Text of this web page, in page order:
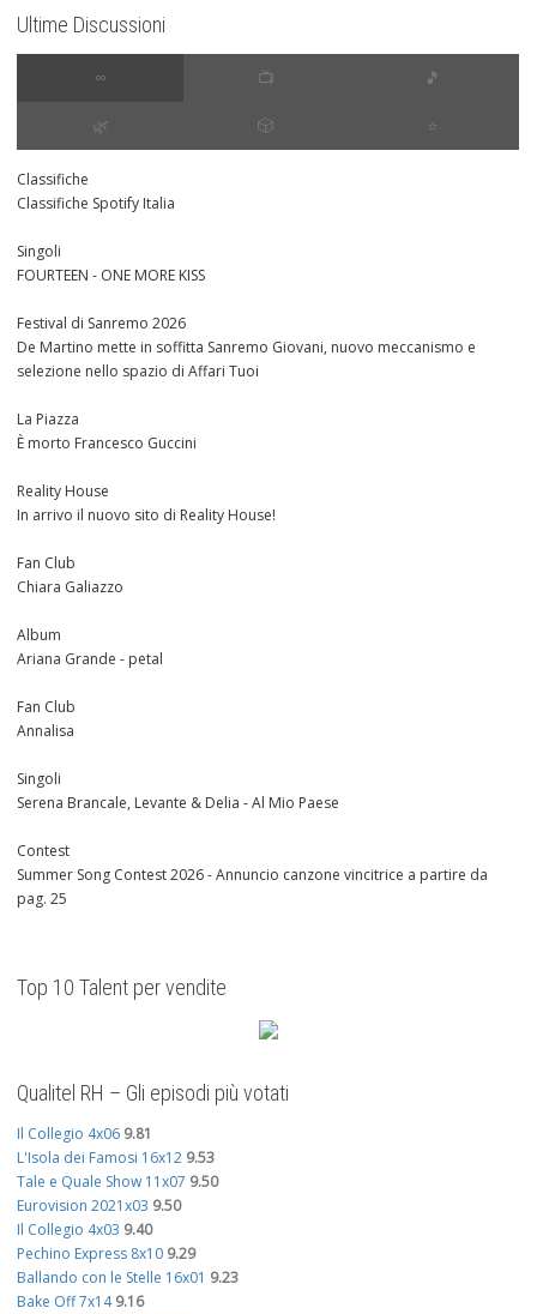
Ultime Discussioni
∞ 📺 🎵
🌿 🎲 ⭐️
Classifiche
Classifiche Spotify Italia
Singoli
FOURTEEN - ONE MORE KISS
Festival di Sanremo 2026
De Martino mette in soffitta Sanremo Giovani, nuovo meccanismo e
selezione nello spazio di Affari Tuoi
La Piazza
È morto Francesco Guccini
Reality House
In arrivo il nuovo sito di Reality House!
Fan Club
Chiara Galiazzo
Album
Ariana Grande - petal
Fan Club
Annalisa
Singoli
Serena Brancale, Levante & Delia - Al Mio Paese
Contest
Summer Song Contest 2026 - Annuncio canzone vincitrice a partire da
pag. 25
Top 10 Talent per vendite
Qualitel RH – Gli episodi più votati
Il Collegio 4x06 9.81
L'Isola dei Famosi 16x12 9.53
Tale e Quale Show 11x07 9.50
Eurovision 2021x03 9.50
Il Collegio 4x03 9.40
Pechino Express 8x10 9.29
Ballando con le Stelle 16x01 9.23
Bake Off 7x14 9.16